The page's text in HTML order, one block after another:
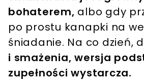
bohaterem, albo gdy
po prostu kanapki na
śniadanie. Na co dzień, d
i smażenia, wersja
zupełności wystarcza.